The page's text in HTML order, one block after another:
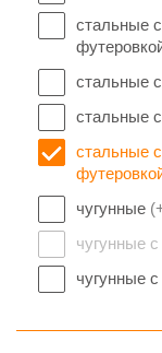
стальные
стальные
стальные
стальные
чугунные
чугунные
чугунные